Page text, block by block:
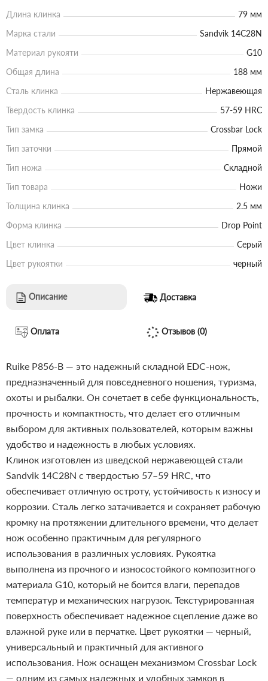
Длина клинка
79 мм
Марка стали
Sandvik 14C28N
Материал рукояти
G10
Общая длина
188 мм
Сталь клинка
Нержавеющая
Твердость клинка
57-59 HRC
Тип замка
Crossbar Lock
Тип заточки
Прямой
Тип ножа
Складной
Тип товара
Ножи
Толщина клинка
2.5 мм
Форма клинка
Drop Point
Цвет клинка
Серый
Цвет рукоятки
черный
Описание Доставка
Оплата Отзывов (0)
Ruike P856-B — это надежный складной EDC-нож,
предназначенный для повседневного ношения, туризма,
охоты и рыбалки. Он сочетает в себе функциональность,
прочность и компактность, что делает его отличным
выбором для активных пользователей, которым важны
удобство и надежность в любых условиях.
Клинок изготовлен из шведской нержавеющей стали
Sandvik 14C28N с твердостью 57–59 HRC, что
обеспечивает отличную остроту, устойчивость к износу и
коррозии. Сталь легко затачивается и сохраняет рабочую
кромку на протяжении длительного времени, что делает
нож особенно практичным для регулярного
использования в различных условиях. Рукоятка
выполнена из прочного и износостойкого композитного
материала G10, который не боится влаги, перепадов
температур и механических нагрузок. Текстурированная
поверхность обеспечивает надежное сцепление даже во
влажной руке или в перчатке. Цвет рукоятки — черный,
универсальный и практичный для активного
использования. Нож оснащен механизмом Crossbar Lock
— одним из самых надежных и удобных замков в